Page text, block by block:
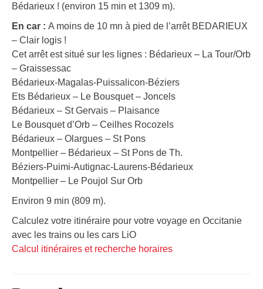
Bédarieux ! (environ 15 min et 1309 m).
En car : A moins de 10 mn à pied de l’arrêt BEDARIEUX
– Clair logis !
Cet arrêt est situé sur les lignes : Bédarieux – La Tour/Orb
– Graissessac
Bédarieux-Magalas-Puissalicon-Béziers
Ets Bédarieux – Le Bousquet – Joncels
Bédarieux – St Gervais – Plaisance
Le Bousquet d’Orb – Ceilhes Rocozels
Bédarieux – Olargues – St Pons
Montpellier – Bédarieux – St Pons de Th.
Béziers-Puimi-Autignac-Laurens-Bédarieux
Montpellier – Le Poujol Sur Orb
Environ 9 min (809 m).
Calculez votre itinéraire pour votre voyage en Occitanie
avec les trains ou les cars LiO
Calcul itinéraires et recherche horaires